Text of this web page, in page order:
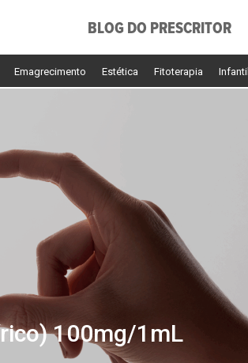
BLOG DO PRESCRITOR
Emagrecimento Estética Fitoterapia Infantil
100mg/1mL